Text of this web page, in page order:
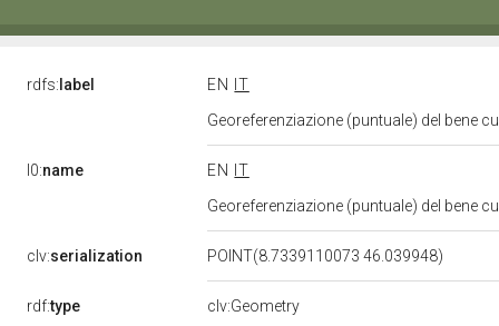
rdfs: label EN
IT
Georeferenziazione (puntuale) del bene
l0:name EN
IT
Georeferenziazione (puntuale) del bene
clv:serialization POINT(8.7339110073 46.039948)
rdf:type clv:Geometry